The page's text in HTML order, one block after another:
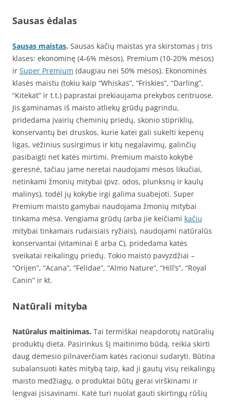
Sausas ėdalas
Sausas maistas. Sausas kačių maistas yra skirstomas į tris
klases: ekonominę (4-6% mėsos), Premium (10-20% mėsos)
ir Super Premium (daugiau nei 50% mėsos). Ekonominės
klasės maistu (tokiu kaip “Whiskas”, “Friskies”, “Darling”,
“Kitekat” ir t.t.) paprastai prekiaujama prekybos centruose.
Jis gaminamas iš maisto atliekų grūdų pagrindu,
pridedama įvairių cheminių priedų, skonio stipriklių,
konservantų bei druskos, kurie katei gali sukelti kepenų
ligas, vėžinius susirgimus ir kitų negalavimų, galinčių
pasibaigti net katės mirtimi. Premium maisto kokybė
geresnė, tačiau jame neretai naudojami mėsos likučiai,
netinkami žmonių mitybai (pvz. odos, plunksnų ir kaulų
malinys), todėl jų kokybe irgi galima suabejoti. Super
Premium maisto gamybai naudojama žmonių mitybai
tinkama mėsa. Vengiama grūdų (arba jie keičiami kačių
mitybai tinkamais rudaisiais ryžiais), naudojami natūralūs
konservantai (vitaminai E arba C), pridedama katės
sveikatai reikalingų priedų. Tokio maisto pavyzdžiai –
“Orijen”, “Acana”, “Felidae”, “Almo Nature”, “Hill’s”, “Royal
Canin” ir kt.
Natūrali mityba
Natūralus maitinimas. Tai termiškai neapdorotų natūralių
produktų dieta. Pasirinkus šį maitinimo būdą, reikia skirti
daug dėmesio pilnaverčiam katės racionui sudaryti. Būtina
subalansuoti katės mitybą taip, kad ji gautų visų reikalingų
maisto medžiagų, o produktai būtų gerai virškinami ir
lengvai įsisavinami. Katė turi nuolat gauti skirtingų rūšių